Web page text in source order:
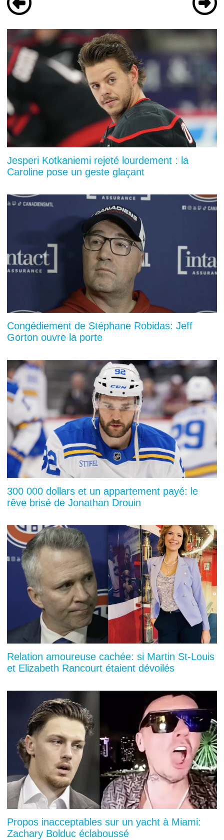
Jesperi Kotkaniemi rejeté lourdement : la
Caroline pose un geste glaçant
Congédiement de Stéphane Robidas: Jeff
Gorton ouvre la porte
300 000 dollars et un appartement payé: le
rêve brisé de Jonathan Drouin
Relation amoureuse cachée: si Martin St-Louis
et Elizabeth Rancourt étaient dévoilés
Propos inacceptables sur un yacht à Miami:
Zachary Bolduc éclaboussé